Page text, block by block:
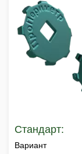
Стандарт:
Вариант